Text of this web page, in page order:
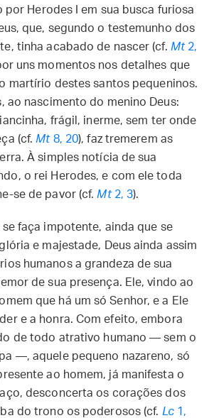
Herodes I em sua busca furiosa
que, segundo o testemunho dos
tinha acabado de nascer (cf. Mt2,
uns momentos nos detalhes que
martírio destes santos pequeninos.
ao nascimento do menino Deus:
frágil, inerme, sem ter onde
(cf. Mt8, 20), faz tremerem as
À simples notícia de sua
o rei Herodes, e com ele toda
se de pavor (cf. Mt2, 3).
se faça impotente, ainda que se
e majestade, Deus ainda assim
humanos a grandeza de sua
de sua presença. Ele, vindo ao
que há um só Senhor, e a Ele
e a honra. Com efeito, embora
de todo atrativo humano — sem o
—, aquele pequeno nazareno, só
ao homem, já manifesta o
desconcerta os corações dos
do trono os poderosos (cf. Lc1,